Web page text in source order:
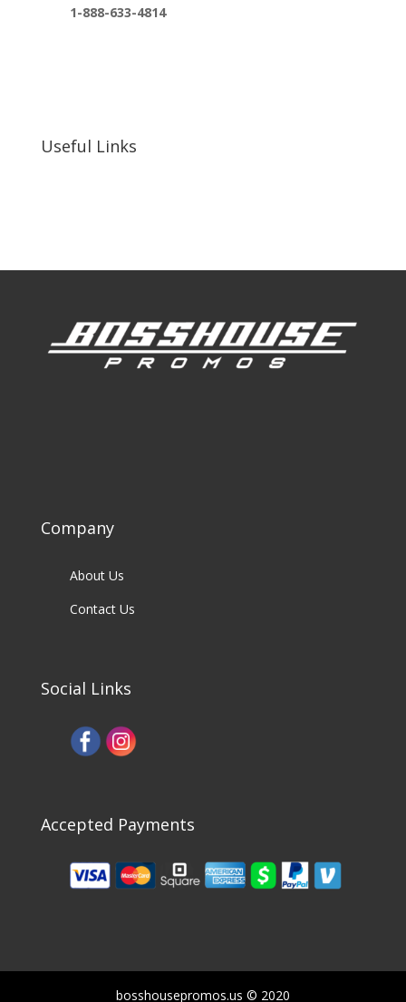
1-888-633-4814
Useful Links
Company
About Us
Contact Us
Social Links
Accepted Payments
bosshousepromos.us © 2020